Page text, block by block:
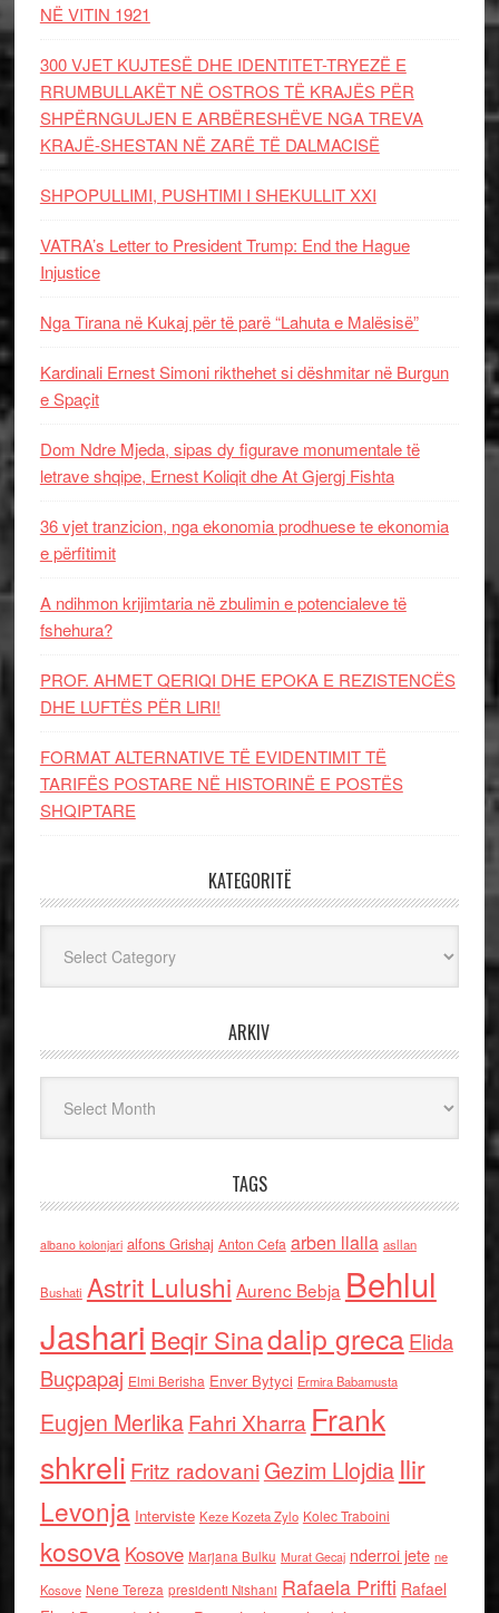
NË VITIN 1921
300 VJET KUJTESË DHE IDENTITET-TRYEZË E
RRUMBULLAKËT NË OSTROS TË KRAJËS PËR
SHPËRNGULJEN E ARBËRESHËVE NGA TREVA
KRAJË-SHESTAN NË ZARË TË DALMACISË
SHPOPULLIMI, PUSHTIMI I SHEKULLIT XXI
VATRA’s Letter to President Trump: End the Hague
Injustice
Nga Tirana në Kukaj për të parë “Lahuta e Malësisë”
Kardinali Ernest Simoni rikthehet si dëshmitar në Burgun
e Spaçit
Dom Ndre Mjeda, sipas dy figurave monumentale të
letrave shqipe, Ernest Koliqit dhe At Gjergj Fishta
36 vjet tranzicion, nga ekonomia prodhuese te ekonomia
e përfitimit
A ndihmon krijimtaria në zbulimin e potencialeve të
fshehura?
PROF. AHMET QERIQI DHE EPOKA E REZISTENCЁS
DHE LUFTЁS PЁR LIRI!
FORMAT ALTERNATIVE TË EVIDENTIMIT TË
TARIFËS POSTARE NË HISTORINË E POSTËS
SHQIPTARE
KATEGORITË
ARKIV
TAGS
albano kolonjari alfons Grishaj Anton Cefa arben llalla asllan
Bushati Astrit Lulushi Aurenc Bebja Behlul
Jashari Beqir Sinadalip grecaElida
Buçpapaj Elmi Berisha Enver Bytyci Ermira Babamusta
Eugjen MerlikaFahri Xharra Frank
shkreli Fritz radovaniGezim Llojdia Ilir
Levonja Interviste Keze Kozeta Zylo Kolec Traboini
kosova Kosove Marjana Bulku Murat Gecaj nderroi jete ne
Kosove Nene Tereza presidenti Nishani Rafaela Prifti Rafael